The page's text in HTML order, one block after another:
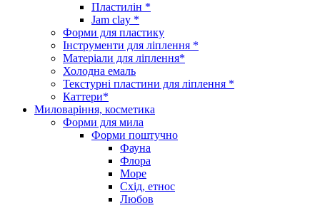
Пластилін *
Jam clay *
Форми для пластику
Інструменти для ліплення *
Матеріали для ліплення*
Холодна емаль
Текстурні пластини для ліплення *
Каттери*
Миловаріння, косметика
Форми для мила
Форми поштучно
Фауна
Флора
Море
Схід, етнос
Любов